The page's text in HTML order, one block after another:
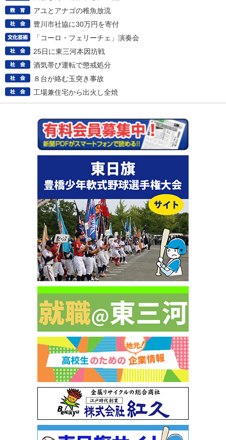
アユとアナゴの稚魚放流
豊川市社協に30万円を寄付
「コーロ・フェリーチェ」演奏会
25日に東三河本因坊戦
酒気帯び運転で懲戒処分
８台が絡む玉突き事故
工場兼住宅から出火し全焼